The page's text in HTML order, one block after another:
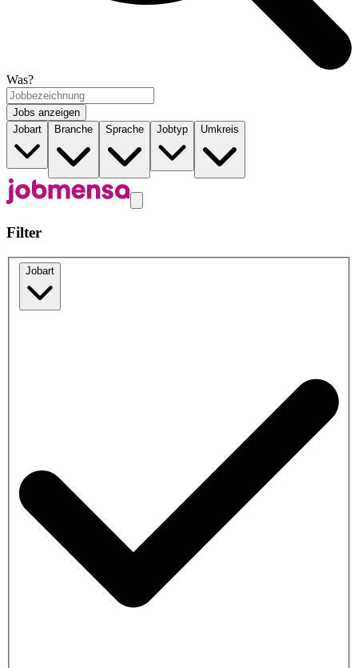
Was?
Jobs anzeigen
Jobart
Branche Sprache Jobtyp Umkreis
Filter
Jobart